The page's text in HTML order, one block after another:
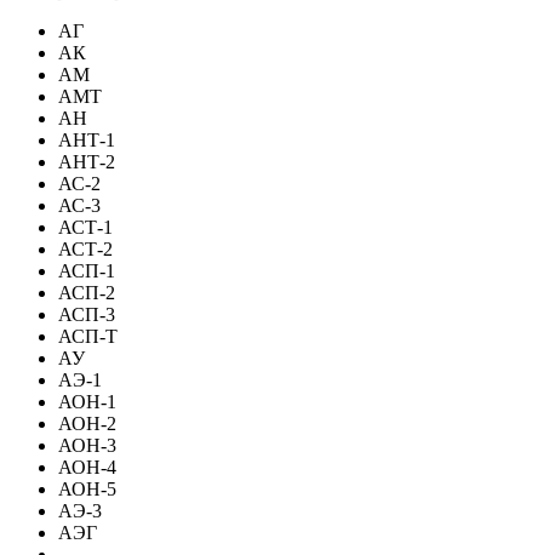
АГ
АК
АМ
АМТ
АН
АНТ-1
АНТ-2
АС-2
АС-3
АСТ-1
АСТ-2
АСП-1
АСП-2
АСП-3
АСП-Т
АУ
АЭ-1
АОН-1
АОН-2
АОН-3
АОН-4
АОН-5
АЭ-3
АЭГ